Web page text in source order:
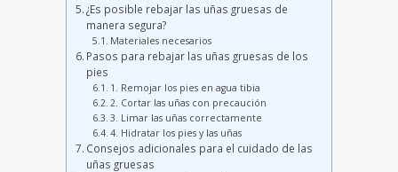
¿Es posible rebajar las uñas gruesas de
manera segura?
Materiales necesarios
Pasos para rebajar las uñas gruesas de los
pies
1. Remojar los pies en agua tibia
2. Cortar las uñas con precaución
3. Limar las uñas correctamente
4. Hidratar los pies y las uñas
Consejos adicionales para el cuidado de las
uñas gruesas